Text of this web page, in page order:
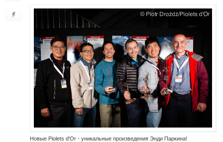
Новые Piolets d'Or - уникальные произведения Энди Паркина!